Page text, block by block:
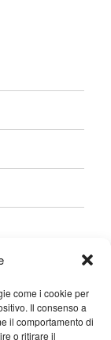
come i cookie per
Il consenso a
il comportamento di
o ritirare il